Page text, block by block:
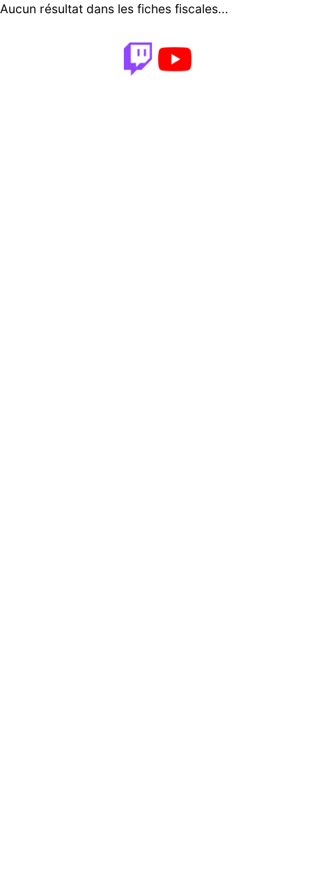
Aucun résultat dans les fiches fiscales...